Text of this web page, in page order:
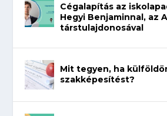
Cégalapítás az
Hegyi Benjaminnal, az
társtulajdonosával
Mit tegyen, ha
szakképesítést?